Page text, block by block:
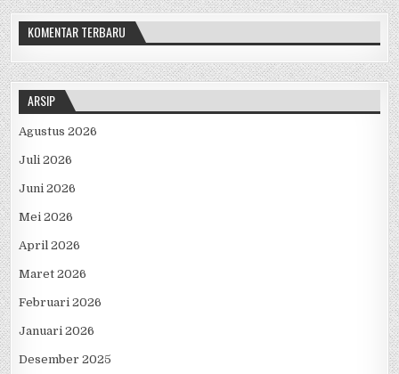
KOMENTAR TERBARU
ARSIP
Agustus 2026
Juli 2026
Juni 2026
Mei 2026
April 2026
Maret 2026
Februari 2026
Januari 2026
Desember 2025